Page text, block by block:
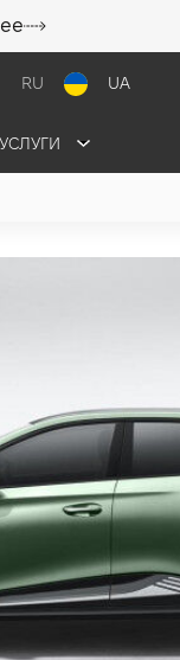
RU UA
мес
Задний 435 км